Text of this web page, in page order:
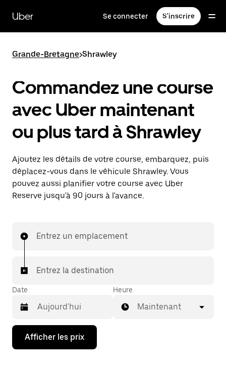
contenu
principal
Uber Se connecter S'inscrire
Grande-Bretagne>Shrawley
Commandez une course
avec Uber maintenant
ou plus tard à Shrawley
Ajoutez les détails de votre course, embarquez, puis
déplacez-vous dans le véhicule Shrawley. Vous
pouvez aussi planifier votre course avec Uber
Reserve jusqu'à 90 jours à l'avance.
Entrez un emplacement
Entrez la destination
Date
Appuyez
la
Heure
Maintenant
Afficher les prix